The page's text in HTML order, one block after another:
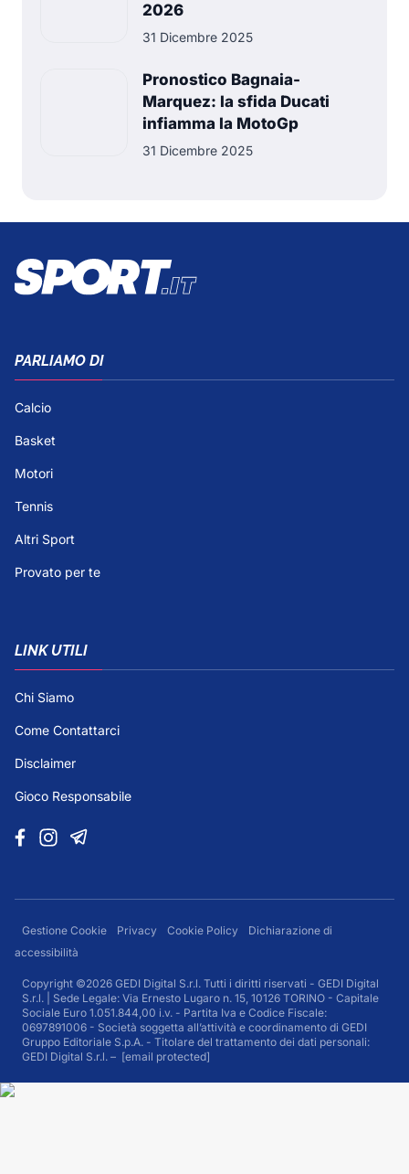
2026
31 Dicembre 2025
Pronostico Bagnaia-
Marquez: la sfida Ducati
infiamma la MotoGp
31 Dicembre 2025
PARLIAMO DI
Calcio
Basket
Motori
Tennis
Altri Sport
Provato per te
LINK UTILI
Chi Siamo
Come Contattarci
Disclaimer
Gioco Responsabile
Gestione Cookie Privacy Cookie Policy
Dichiarazione di
accessibilità
Copyright ©2026 GEDI Digital S.r.l. Tutti i diritti riservati - GEDI Digital
S.r.l. | Sede Legale: Via Ernesto Lugaro n. 15, 10126 TORINO - Capitale
Sociale Euro 1.051.844,00 i.v. - Partita Iva e Codice Fiscale:
0697891006 - Società soggetta all’attività e coordinamento di GEDI
Gruppo Editoriale S.p.A. - Titolare del trattamento dei dati personali:
GEDI Digital S.r.l. – [email protected]